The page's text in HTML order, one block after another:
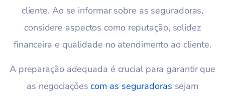
cliente. Ao se informar sobre as seguradoras,
considere aspectos como reputação, solidez
financeira e qualidade no atendimento ao cliente.
A preparação adequada é crucial para garantir que
as negociaçõescom as seguradoras sejam